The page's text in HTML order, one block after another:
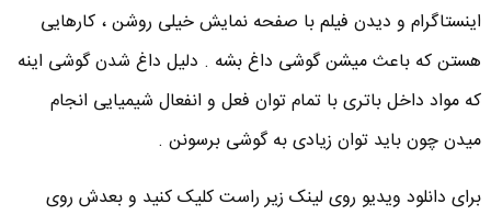
اینستاگرام و دیدن فیلم با صفحه نمایش خیلی روشن ، کارهایی
هستن که باعث میشن گوشی داغ بشه . دلیل داغ شدن گوشی اینه
که مواد داخل باتری با تمام توان فعل و انفعال شیمیایی انجام
میدن چون باید توان زیادی به گوشی برسونن .
برای دانلود ویدیو روی لینک زیر راست کلیک کنید و بعدش روی